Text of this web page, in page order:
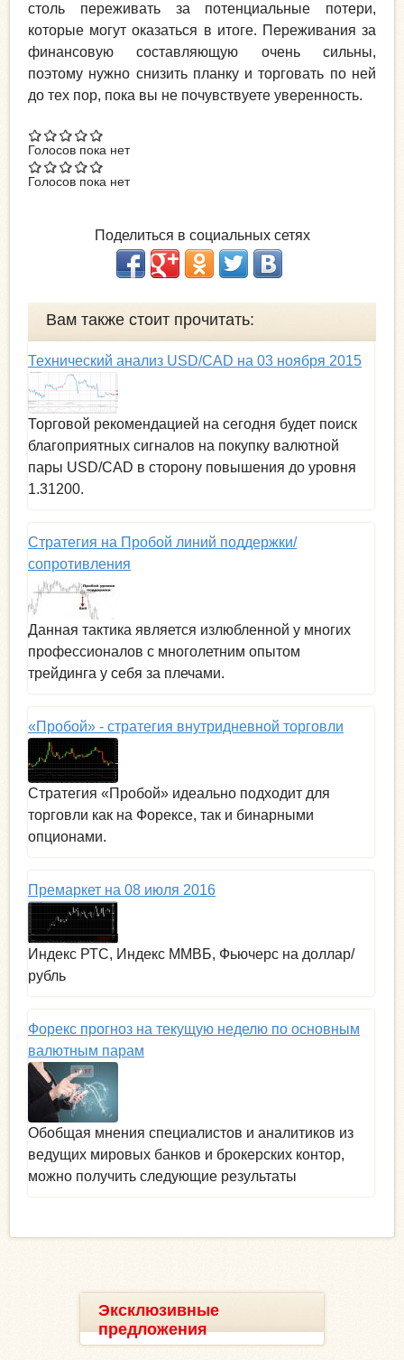
столь переживать за потенциальные потери,
которые могут оказаться в итоге. Переживания за
финансовую составляющую очень сильны,
поэтому нужно снизить планку и торговать по ней
до тех пор, пока вы не почувствуете уверенность.
Голосов пока нет
Голосов пока нет
Поделиться в социальных сетях
Вам также стоит прочитать:
Технический анализ USD/CAD на 03 ноября 2015
Торговой рекомендацией на сегодня будет поиск
благоприятных сигналов на покупку валютной
пары USD/CAD в сторону повышения до уровня
1.31200.
Стратегия на Пробой линий поддержки/
сопротивления
Данная тактика является излюбленной у многих
профессионалов с многолетним опытом
трейдинга у себя за плечами.
«Пробой» - стратегия внутридневной торговли
Стратегия «Пробой» идеально подходит для
торговли как на Форексе, так и бинарными
опционами.
Премаркет на 08 июля 2016
Индекс РТС, Индекс ММВБ, Фьючерс на доллар/
рубль
Форекс прогноз на текущую неделю по основным
валютным парам
Обобщая мнения специалистов и аналитиков из
ведущих мировых банков и брокерских контор,
можно получить следующие результаты
Эксклюзивные
предложения